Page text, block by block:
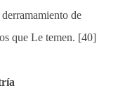
de
que Le temen. [40]